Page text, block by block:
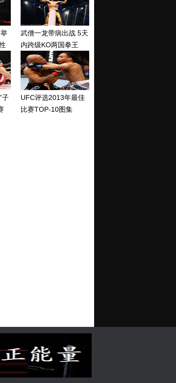
武僧一龙带病出战 5天
内跨级KO两国拳王
子
UFC评选2013年最佳
比赛TOP-10图集